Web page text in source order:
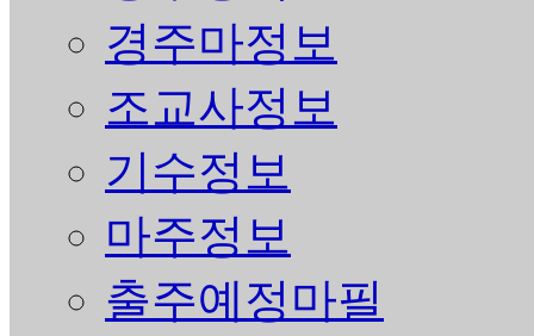
경주마정보
조교사정보
기수정보
마주정보
출주예정마필